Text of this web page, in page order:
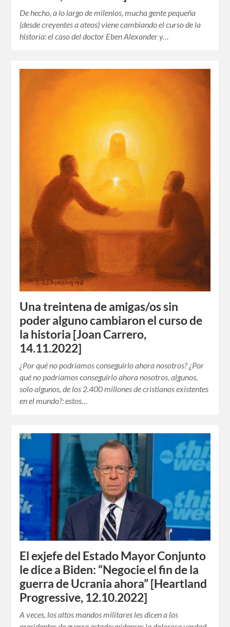
De hecho, a lo largo de milenios, mucha gente pequeña
(desde creyentes a ateos) viene cambiando el curso de la
historia: el caso del doctor Eben Alexander y…
Una treintena de amigas/os sin
poder alguno cambiaron el curso de
la historia [Joan Carrero,
14.11.2022]
¿Por qué no podríamos conseguirlo ahora nosotros? ¿Por
qué no podríamos conseguirlo ahora nosotros, algunos,
solo algunos, de los 2.400 millones de cristianos existentes
en el mundo?: estos…
El exjefe del Estado Mayor Conjunto
le dice a Biden: “Negocie el fin de la
guerra de Ucrania ahora” [Heartland
Progressive, 12.10.2022]
A veces, los altos mandos militares les dicen a los